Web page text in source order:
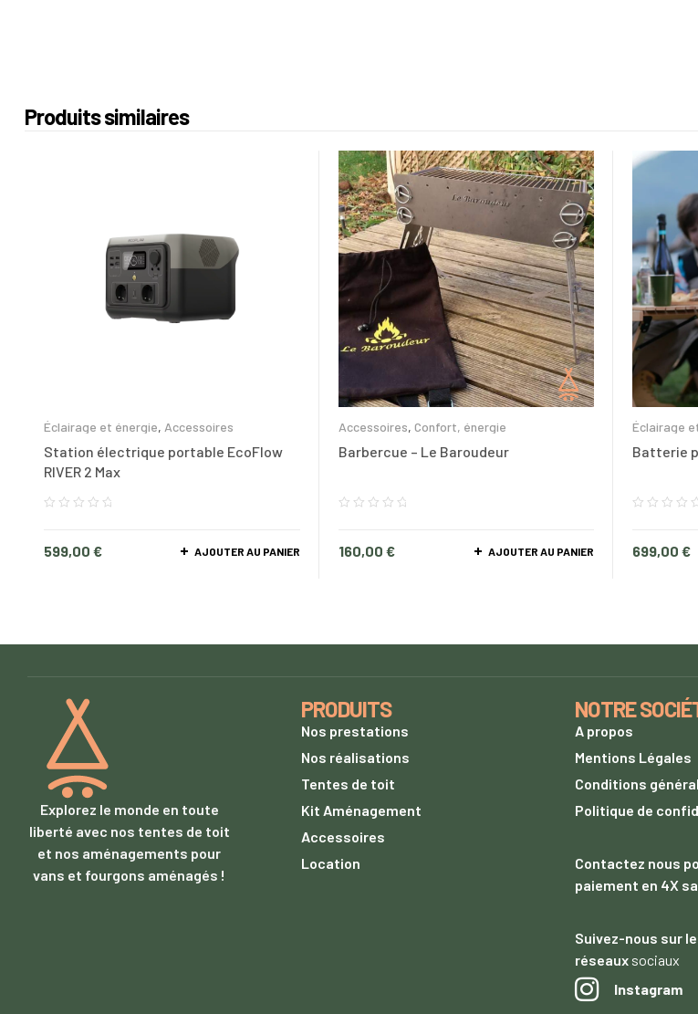
Produits similaires
Éclairage et énergie, Accessoires
Station électrique portable EcoFlow
RIVER 2 Max
599,00 € AJOUTER AU PANIER
Accessoires, Confort, énergie
Barbercue – Le Baroudeur
160,00 € AJOUTER AU PANIER
Éclairage
Batterie
699,00 €
Explorez le monde en toute
liberté avec nos tentes de toit
et nos aménagements pour
vans et fourgons aménagés !
PRODUITS
Nos prestations
Nos réalisations
Tentes de toit
Kit Aménagement
Accessoires
Location
NOTRE
A propos
Mentions Légales
Conditions
Politique de
Contactez nous
paiement en 4X
Suivez-nous sur
réseaux sociaux
Instagram